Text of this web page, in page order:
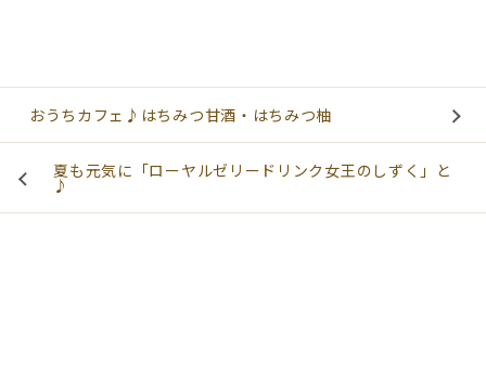
おうちカフェ♪はちみつ甘酒・はちみつ柚
夏も元気に「ローヤルゼリードリンク女王のしずく」と
♪